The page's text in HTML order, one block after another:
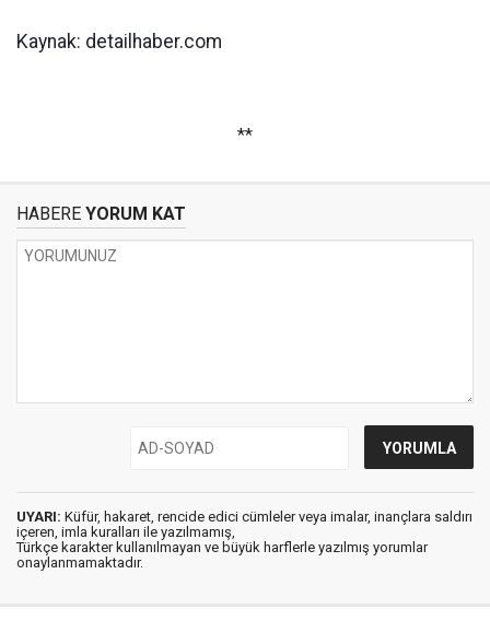
Kaynak: detailhaber.com
**
HABERE YORUM KAT
UYARI: Küfür, hakaret, rencide edici cümleler veya imalar, inançlara saldırı
içeren, imla kuralları ile yazılmamış,
Türkçe karakter kullanılmayan ve büyük harflerle yazılmış yorumlar
onaylanmamaktadır.